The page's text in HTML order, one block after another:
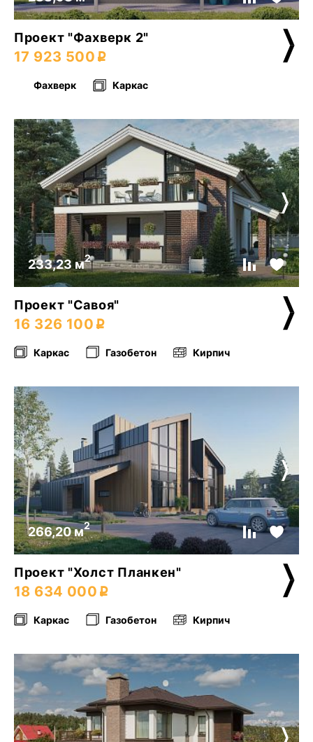
Проект "Фахверк 2"
17 923 500
Фахверк Каркас
233,23 м2
Проект "Савоя"
16 326 100
Каркас Газобетон Кирпич
266,20 м2
Проект "Холст Планкен"
18 634 000
Каркас Газобетон Кирпич